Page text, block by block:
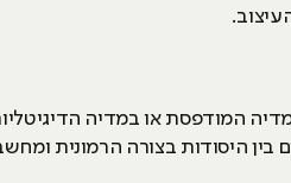
המודפסת או במדיה
היסודות בצורה הרמונית